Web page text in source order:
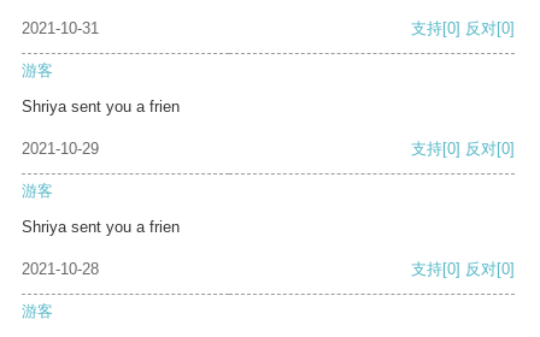
2021-10-31 支持[0] 反对[0]
游客
Shriya sent you a frien
2021-10-29 支持[0] 反对[0]
游客
Shriya sent you a frien
2021-10-28 支持[0] 反对[0]
游客